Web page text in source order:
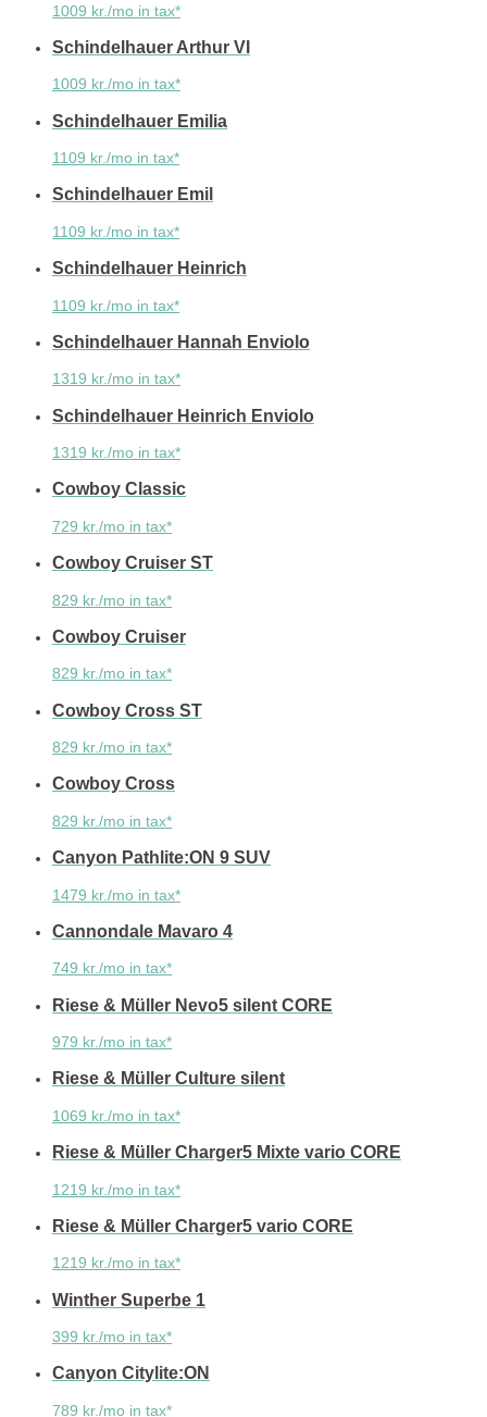
1009 kr./mo in tax*
Schindelhauer Arthur VI
1009 kr./mo in tax*
Schindelhauer Emilia
1109 kr./mo in tax*
Schindelhauer Emil
1109 kr./mo in tax*
Schindelhauer Heinrich
1109 kr./mo in tax*
Schindelhauer Hannah Enviolo
1319 kr./mo in tax*
Schindelhauer Heinrich Enviolo
1319 kr./mo in tax*
Cowboy Classic
729 kr./mo in tax*
Cowboy Cruiser ST
829 kr./mo in tax*
Cowboy Cruiser
829 kr./mo in tax*
Cowboy Cross ST
829 kr./mo in tax*
Cowboy Cross
829 kr./mo in tax*
Canyon Pathlite:ON 9 SUV
1479 kr./mo in tax*
Cannondale Mavaro 4
749 kr./mo in tax*
Riese & Müller Nevo5 silent CORE
979 kr./mo in tax*
Riese & Müller Culture silent
1069 kr./mo in tax*
Riese & Müller Charger5 Mixte vario CORE
1219 kr./mo in tax*
Riese & Müller Charger5 vario CORE
1219 kr./mo in tax*
Winther Superbe 1
399 kr./mo in tax*
Canyon Citylite:ON
789 kr./mo in tax*